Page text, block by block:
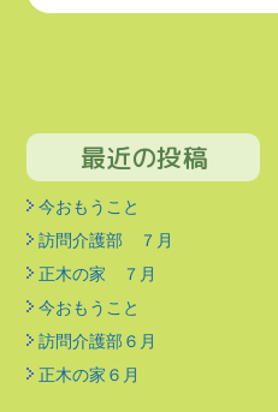
最近の投稿
今おもうこと
訪問介護部 ７月
正木の家 ７月
今おもうこと
訪問介護部６月
正木の家６月